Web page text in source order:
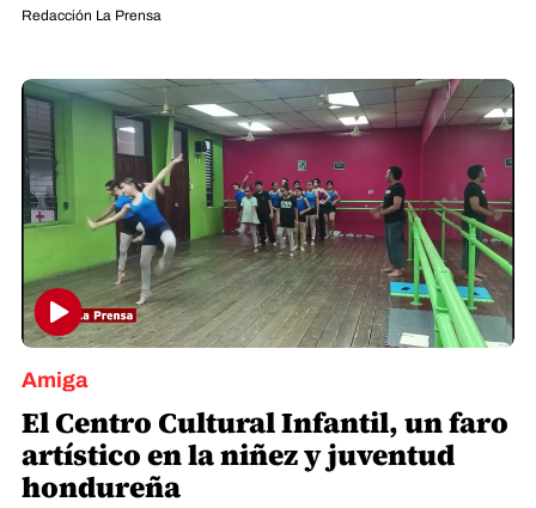
Redacción La Prensa
Amiga
El Centro Cultural Infantil, un faro
artístico en la niñez y juventud
hondureña